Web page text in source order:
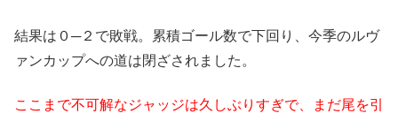
結果は０─２で敗戦。累積ゴール数で下回り、今季のルヴ
ァンカップへの道は閉ざされました。
ここまで不可解なジャッジは久しぶりすぎで、まだ尾を引